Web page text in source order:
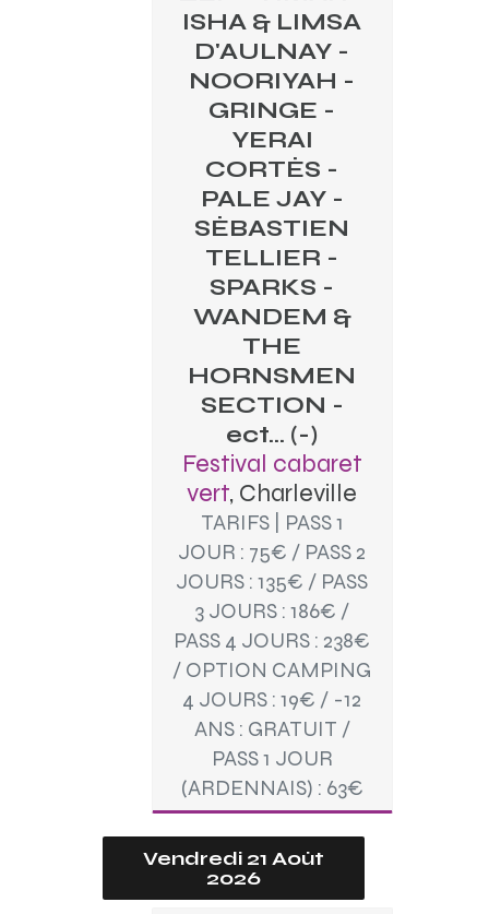
ISHA & LIMSA
D'AULNAY -
NOORIYAH -
GRINGE -
YERAI
CORTÉS -
PALE JAY -
SÉBASTIEN
TELLIER -
SPARKS -
WANDEM &
THE
HORNSMEN
SECTION -
ect... (-)
Festival cabaret
vert, Charleville
TARIFS | PASS 1
JOUR : 75€ / PASS 2
JOURS : 135€ / PASS
3 JOURS : 186€ /
PASS 4 JOURS : 238€
/ OPTION CAMPING
4 JOURS : 19€ / -12
ANS : GRATUIT /
PASS 1 JOUR
(ARDENNAIS) : 63€
Vendredi 21 Août
2026